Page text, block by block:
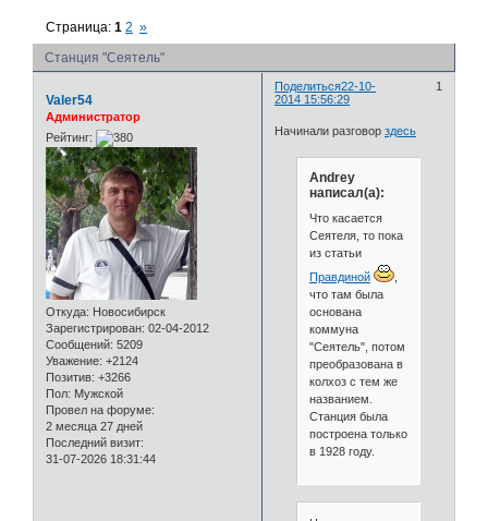
Станция "Сеятель"
Страница:1 2 »
Поделиться 1
22-10-
2014 15:56:29
Valer54
Администратор
Рейтинг:
Откуда: Новосибирск
Зарегистрирован: 02-04-2012
Сообщений: 5209
Уважение: +2124
Позитив: +3266
Пол: Мужской
Провел на форуме:
2 месяца 27 дней
Последний визит:
31-07-2026 18:31:44
Начинали разговорздесь
Andrey
написал(а):
Что касается
Сеятеля, то пока
из статьи
Правдиной
,
что там была
основана
коммуна
"Сеятель", потом
преобразована в
колхоз с тем же
названием.
Станция была
построена только
в 1928 году.